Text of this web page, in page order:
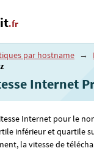
.fr
par hostname →
Internet
Internet pour le
inférieur et quartile
la vitesse de